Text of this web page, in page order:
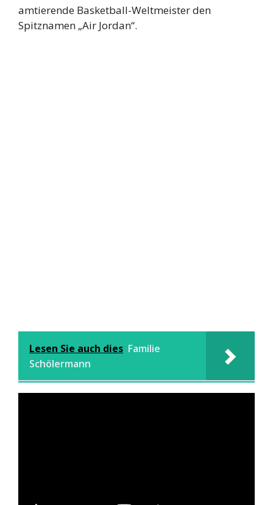
amtierende Basketball-Weltmeister den
Spitznamen „Air Jordan“.
Lesen Sie auch dies Familie
Schölermann